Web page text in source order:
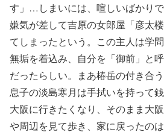
す」…しまいには、喧しいばかりで
嫌気が差して吉原の女郎屋「彦太
てしまったという。この主人は学
無垢を着込み、自分を「御前」と
だったらしい。まあ椿岳の付き合う
息子の淡島寒月は手拭いを持って
大阪に行きたくなり、そのまま大
や周辺を見て歩き、家に戻ったの